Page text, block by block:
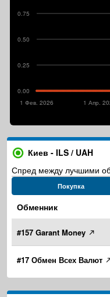
0.00
0.25
0.50
0.75
1 Апр.
1 Фев. 2026
Киев - ILS / UAH
Спред между лучшими
Покупка
Обменник
#157 Garant Money
#17 Обмен Всех Валют